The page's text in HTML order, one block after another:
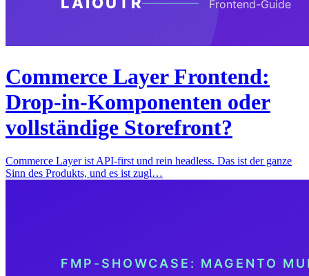
Commerce Layer Frontend:
Drop-in-Komponenten oder
vollständige Storefront?
Commerce Layer ist API-first und rein headless. Das ist der ganze
Sinn des Produkts, und es ist zugl…